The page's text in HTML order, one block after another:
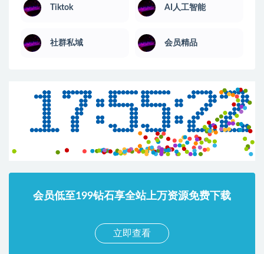
Tiktok AI人工智能
社群私域 会员精品
会员低至199钻石享全站上万资源免费下载
立即查看